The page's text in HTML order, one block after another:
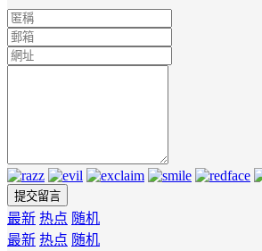
最新 热点 随机
最新 热点 随机